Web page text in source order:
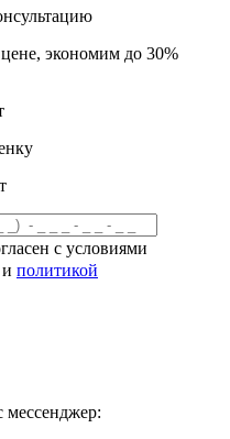
экономим до 30%
с условиями
политикой
мессенджер: